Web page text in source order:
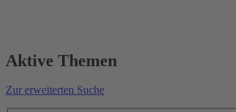
Aktive Themen
Zur erweiterten Suche